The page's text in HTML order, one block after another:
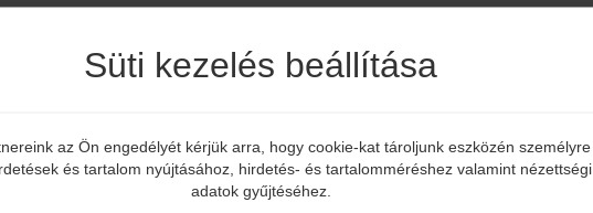
Elmúltál már 18 éves?
Süti kezelés beállítása
az Ön engedélyét kérjük arra, hogy cookie-kat tároljunk eszközén személyre
és tartalom nyújtásához, hirdetés- és tartalomméréshez valamint nézettségi
adatok gyűjtéséhez.